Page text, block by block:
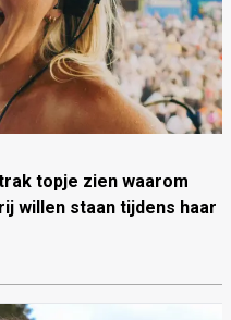
topje zien waarom
willen staan tijdens haar